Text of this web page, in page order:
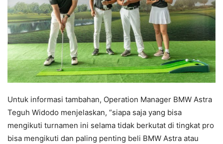
Untuk informasi tambahan, Operation Manager BMW Astra
Teguh Widodo menjelaskan, “siapa saja yang bisa
mengikuti turnamen ini selama tidak berkutat di tingkat pro
bisa mengikuti dan paling penting beli BMW Astra atau